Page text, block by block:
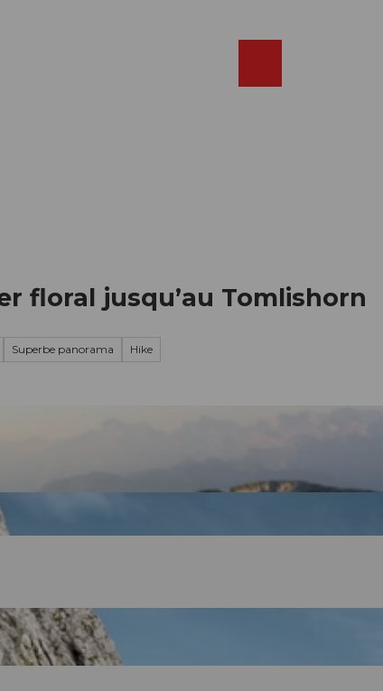
floral jusqu’au Tomlishorn
Superbe panorama Hike